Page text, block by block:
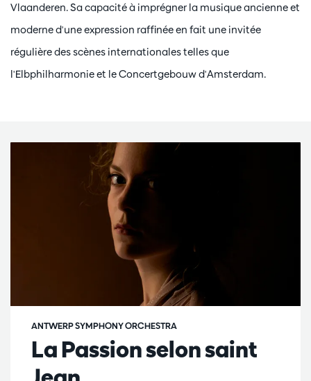
Vlaanderen. Sa capacité à imprégner la musique ancienne et
moderne d'une expression raffinée en fait une invitée
régulière des scènes internationales telles que
l'Elbphilharmonie et le Concertgebouw d'Amsterdam.
La Passion selon saint
ANTWERP SYMPHONY ORCHESTRA